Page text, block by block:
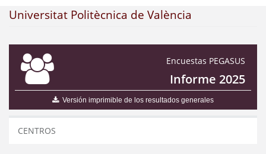
Universitat Politècnica de València
Encuestas PEGASUS
Informe 2025
Versión imprimible de los resultados generales
CENTROS